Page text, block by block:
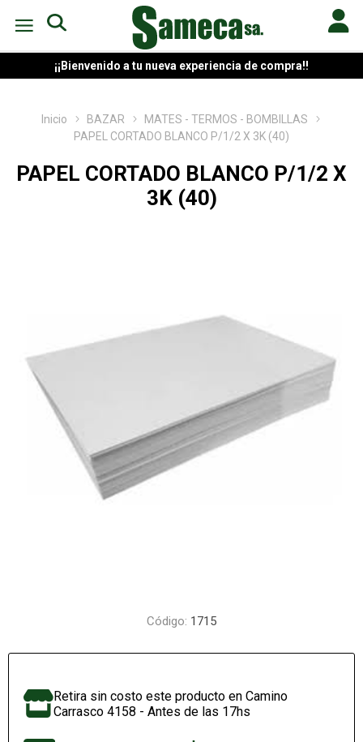
¡¡Bienvenido a tu nueva experiencia de compra!!
Inicio BAZAR
MATES - TERMOS - BOMBILLAS
PAPEL CORTADO BLANCO P/1/2 X 3K (40)
PAPEL CORTADO BLANCO P/1/2 X
3K (40)
Código: 1715
Retira sin costo este producto en Camino
Carrasco 4158 - Antes de las 17hs